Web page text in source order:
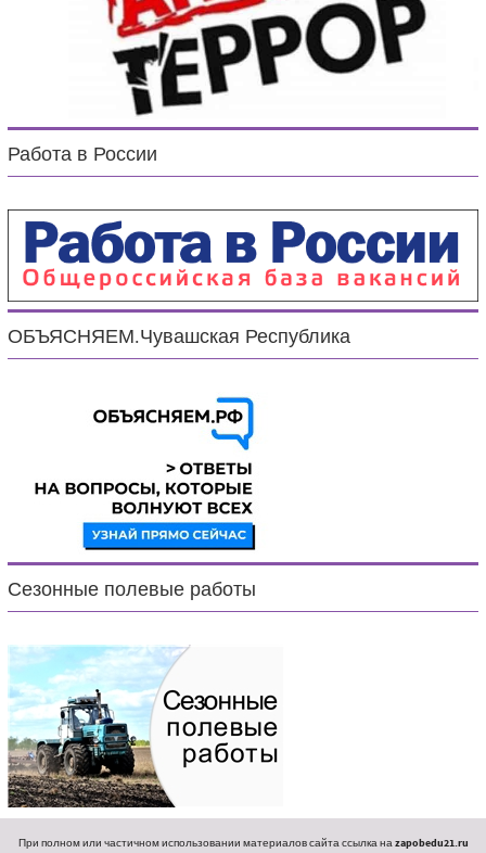
Работа в России
ОБЪЯСНЯЕМ.Чувашская Республика
Сезонные полевые работы
При полном или частичном использовании материалов сайта ссылка наzapobedu21.ru